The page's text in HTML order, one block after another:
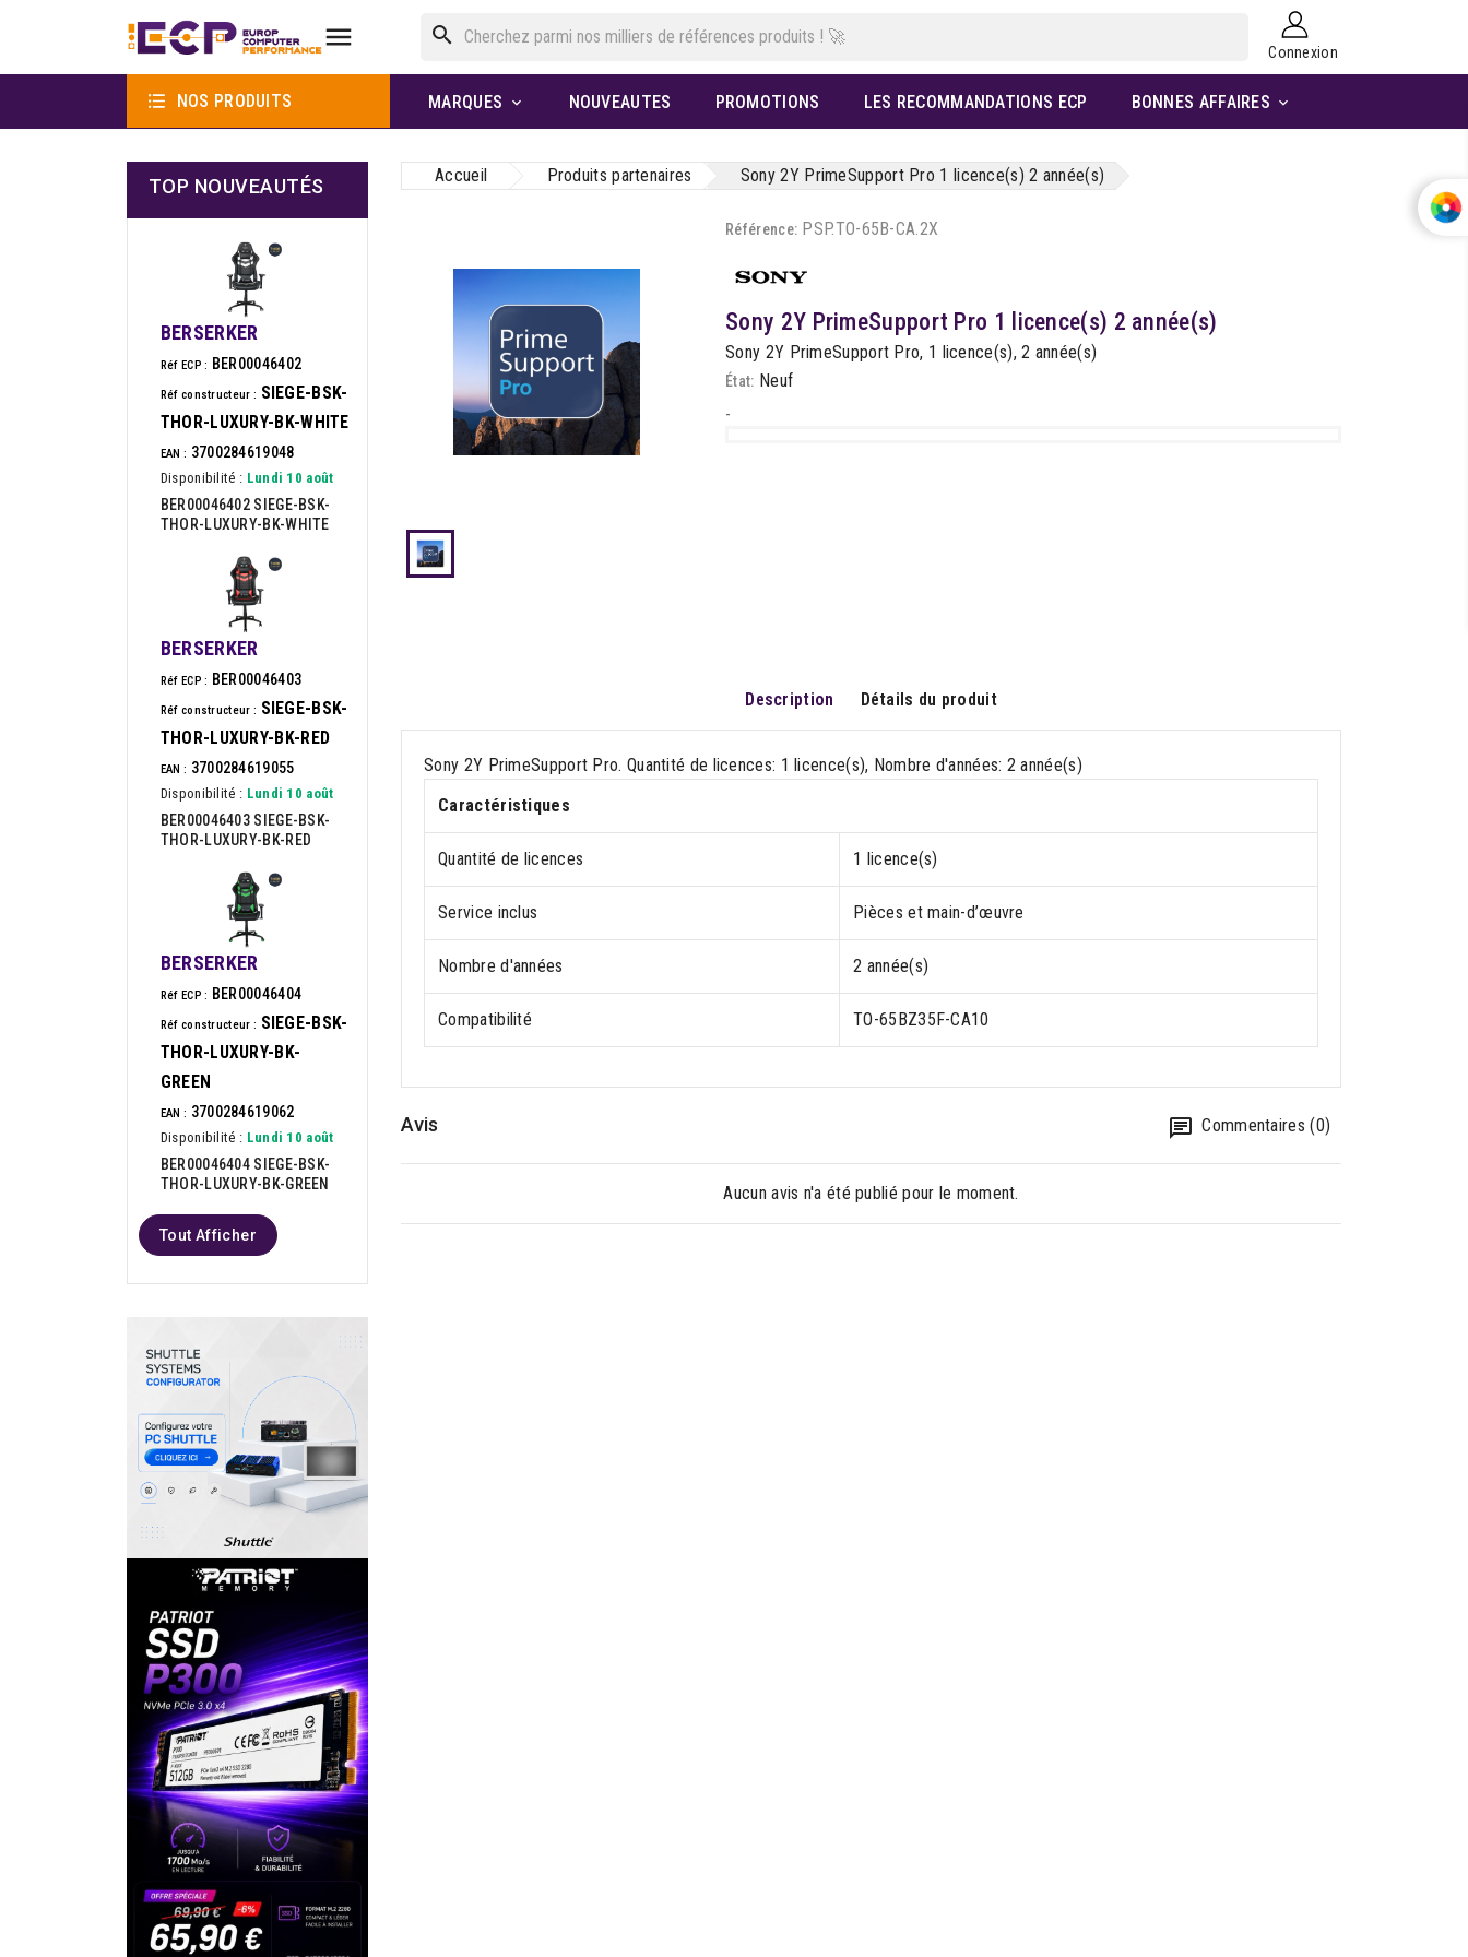
 search
Connexion
 NOS PRODUITS MARQUES  NOUVEAUTES PROMOTIONS LES RECOMMANDATIONS ECP BONNES AFFAIRES 
TOP NOUVEAUTÉS
BERSERKER
Réf ECP : BER00046402
Réf constructeur : SIEGE-BSK-
THOR-LUXURY-BK-WHITE
EAN : 3700284619048
Disponibilité : Lundi 10 août
BER00046402 SIEGE-BSK-
THOR-LUXURY-BK-WHITE
BERSERKER
Réf ECP : BER00046403
Réf constructeur : SIEGE-BSK-
THOR-LUXURY-BK-RED
EAN : 3700284619055
Disponibilité : Lundi 10 août
BER00046403 SIEGE-BSK-
THOR-LUXURY-BK-RED
BERSERKER
Réf ECP : BER00046404
Réf constructeur : SIEGE-BSK-
THOR-LUXURY-BK-
GREEN
EAN : 3700284619062
Disponibilité : Lundi 10 août
BER00046404 SIEGE-BSK-
THOR-LUXURY-BK-GREEN
Tout Afficher
Accueil Produits partenaires Sony 2Y PrimeSupport Pro 1 licence(s) 2 année(s)
Référence: PSP.TO-65B-CA.2X
Sony 2Y PrimeSupport Pro 1 licence(s) 2 année(s)
Sony 2Y PrimeSupport Pro, 1 licence(s), 2 année(s)
État: Neuf
-
Description Détails du produit
Sony 2Y PrimeSupport Pro. Quantité de licences: 1 licence(s), Nombre d'années: 2 année(s)
Caractéristiques
Quantité de licences 1 licence(s)
Service inclus Pièces et main-d’œuvre
Nombre d'années 2 année(s)
Compatibilité TO-65BZ35F-CA10
Avis Commentaires (0)
Aucun avis n'a été publié pour le moment.